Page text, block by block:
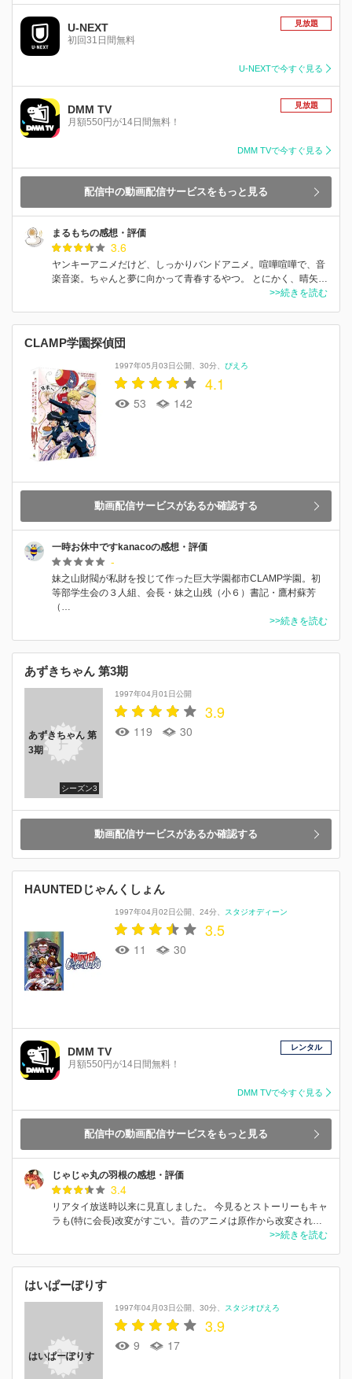
U-NEXT
初回31日間無料
見放題
U-NEXTで今すぐ見る
DMM TV
月額550円が14日間無料！
見放題
DMM TVで今すぐ見る
配信中の動画配信サービスをもっと見る
まるもちの感想・評価
3.6
ヤンキーアニメだけど、しっかりバンドアニメ。喧嘩喧嘩で、音
楽音楽。ちゃんと夢に向かって青春するやつ。 とにかく、晴矢…
>>続きを読む
CLAMP学園探偵団
1997年05月03日公開 30分 ぴえろ
4.1
53 142
動画配信サービスがあるか確認する
一時お休中ですkanacoの感想・評価
-
妹之山財閥が私財を投じて作った巨大学園都市CLAMP学園。初
等部学生会の３人組、会長・妹之山残（小６）書記・鷹村蘇芳
（…
>>続きを読む
あずきちゃん 第3期
シーズン3
あずきちゃん 第
3期
1997年04月01日公開
3.9
119 30
動画配信サービスがあるか確認する
HAUNTEDじゃんくしょん
1997年04月02日公開 24分 スタジオディーン
3.5
11 30
DMM TV
月額550円が14日間無料！
レンタル
DMM TVで今すぐ見る
配信中の動画配信サービスをもっと見る
じゃじゃ丸の羽根の感想・評価
3.4
リアタイ放送時以来に見直しました。 今見るとストーリーもキャ
ラも(特に会長)改変がすごい。昔のアニメは原作から改変され…
>>続きを読む
はいぱーぽりす
はいぱーぽりす
1997年04月03日公開 30分 スタジオぴえろ
3.9
9 17